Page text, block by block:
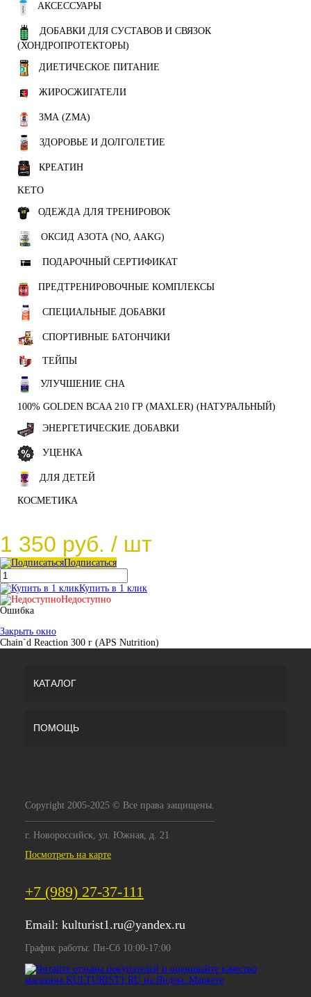
АКСЕССУАРЫ
ДОБАВКИ ДЛЯ СУСТАВОВ И СВЯЗОК
(ХОНДРОПРОТЕКТОРЫ)
ДИЕТИЧЕСКОЕ ПИТАНИЕ
ЖИРОСЖИГАТЕЛИ
ЗМА (ZMA)
ЗДОРОВЬЕ И ДОЛГОЛЕТИЕ
КРЕАТИН
KETO
ОДЕЖДА ДЛЯ ТРЕНИРОВОК
ОКСИД АЗОТА (NO, AAKG)
ПОДАРОЧНЫЙ СЕРТИФИКАТ
ПРЕДТРЕНИРОВОЧНЫЕ КОМПЛЕКСЫ
СПЕЦИАЛЬНЫЕ ДОБАВКИ
СПОРТИВНЫЕ БАТОНЧИКИ
ТЕЙПЫ
УЛУЧШЕНИЕ СНА
100% GOLDEN BCAA 210 ГР (MAXLER) (НАТУРАЛЬНЫЙ)
ЭНЕРГЕТИЧЕСКИЕ ДОБАВКИ
УЦЕНКА
ДЛЯ ДЕТЕЙ
КОСМЕТИКА
1 350 руб. / шт
Подписаться
Купить в 1 клик
Недоступно
Ошибка
Закрыть окно
Chain`d Reaction 300 г (APS Nutrition)
КАТАЛОГ
ПОМОЩЬ
Copyright 2005-2025 © Все права защищены.
г. Новороссийск, ул. Южная, д. 21
Посмотреть на карте
+7 (989) 27-37-111
Email: kulturist1.ru@yandex.ru
График работы: Пн-Сб 10:00-17:00